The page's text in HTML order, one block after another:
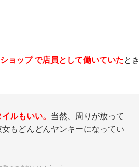
ョップ で店員として働いていたとき
ルもいい。 当然、周りが放って
もどんどんヤンキーになってい